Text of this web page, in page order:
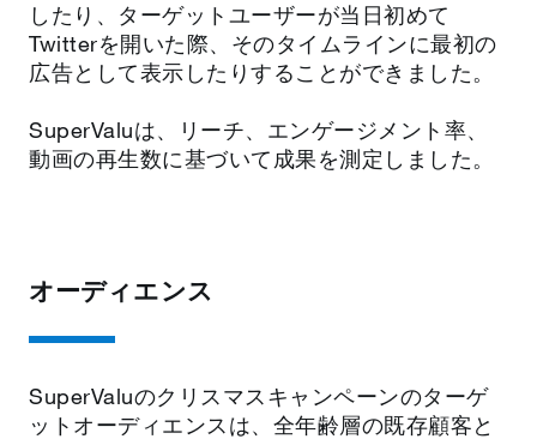
したり、ターゲットユーザーが当日初めて
Twitterを開いた際、そのタイムラインに最初の
広告として表示したりすることができました。
SuperValuは、リーチ、エンゲージメント率、
動画の再生数に基づいて成果を測定しました。
オーディエンス
SuperValuのクリスマスキャンペーンのターゲ
ットオーディエンスは、全年齢層の既存顧客と